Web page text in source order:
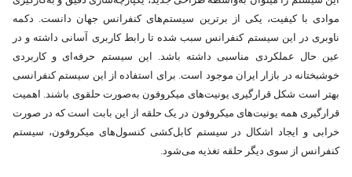
موادی با کیفیت، یکی از برترین سیستم‌های کنفرانس جهان دانست. دکمه
ناوبری در این سیستم کنفرانس سبب شده تا رابط کاربری آسانی داشته و در
عین حال عملکردی مناسبی داشته باشد. این سیستم حرفه‌ای و کاربردی
خوشبختانه در بازار ایران موجود است. برای استفاده از این سیستم کنفرانسی
بهتر است شکل قرارگیری یونیت‌های میکروفون به‌صورت حلقوی باشند. اهمیت
قرارگیری همه یونیت‌های میکروفون در یک حلقه از این بابت است که در صورت
خرابی و ایجاد اشکال در سیستم کابل‌کشی کنسول‌های میکروفون، سیستم
کنفرانس از سوی دیگر حلقه تغذیه می‌شود.